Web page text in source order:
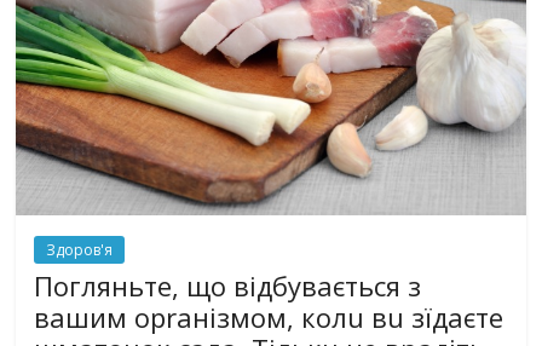
Здоров'я
Погляньте, щo відбувається з
вашим орrанізмом, колu вu зїдаєте